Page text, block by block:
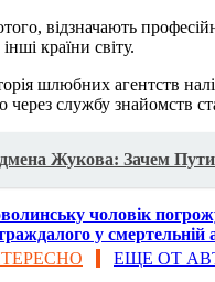
відзначають
країни світу.
шлюбних агентств
службу знайомств
Жукова: Зачем
чоловік
у смертельній
ЕЩЕ ОТ